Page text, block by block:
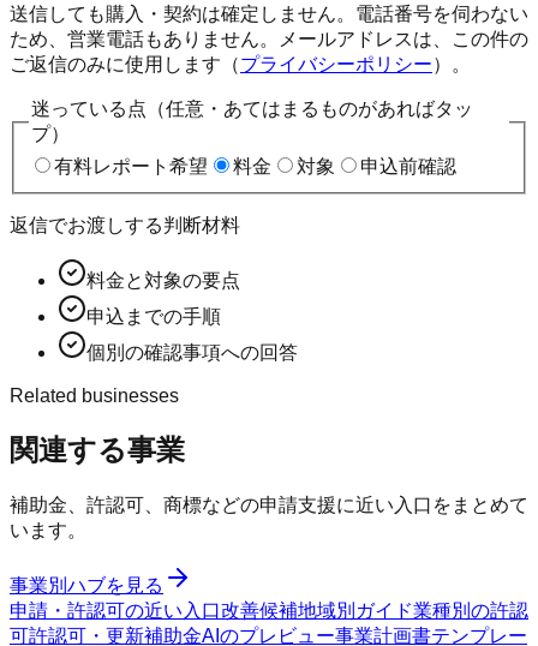
送信しても購入・契約は確定しません。電話番号を伺わない
ため、営業電話もありません。メールアドレスは、この件の
ご返信のみに使用します（プライバシーポリシー）。
迷っている点（任意・あてはまるものがあればタッ
プ）
有料レポート希望
料金 対象 申込前確認
返信でお渡しする判断材料
料金と対象の要点
申込までの手順
個別の確認事項への回答
Related businesses
関連する事業
補助金、許認可、商標などの申請支援に近い入口をまとめて
います。
事業別ハブを見る
申請・許認可の近い入口改善候補地域別ガイド業種別の許認
可許認可・更新補助金AIのプレビュー事業計画書テンプレー